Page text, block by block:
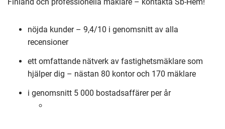
nöjda kunder – 9,4/10 i genomsnitt av alla
recensioner
ett omfattande nätverk av fastighetsmäklare som
hjälper dig – nästan 80 kontor och 170 mäklare
i genomsnitt 5 000 bostadsaffärer per år